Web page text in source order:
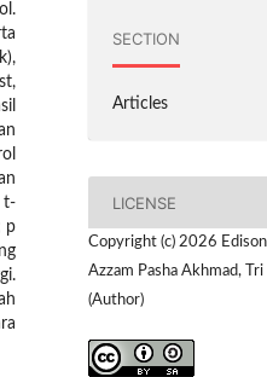
t-
p
SECTION
Articles
LICENSE
Copyright (c) 2026
Azzam Pasha Akhmad, Tri
(Author)